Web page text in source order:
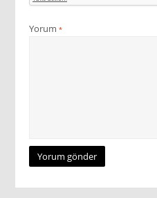
Yorum*